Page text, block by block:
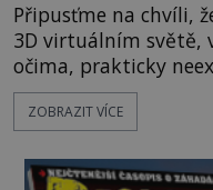
Připusťme na chvíli,
3D virtuálním světě,
očima, prakticky
do počítačové
nerozeznání od
skutečnosti však
ZOBRAZIT VÍCE